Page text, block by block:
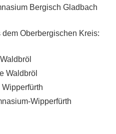
Bergisch Gladbach
Oberbergischen Kreis:
Waldbröl
Wipperfürth